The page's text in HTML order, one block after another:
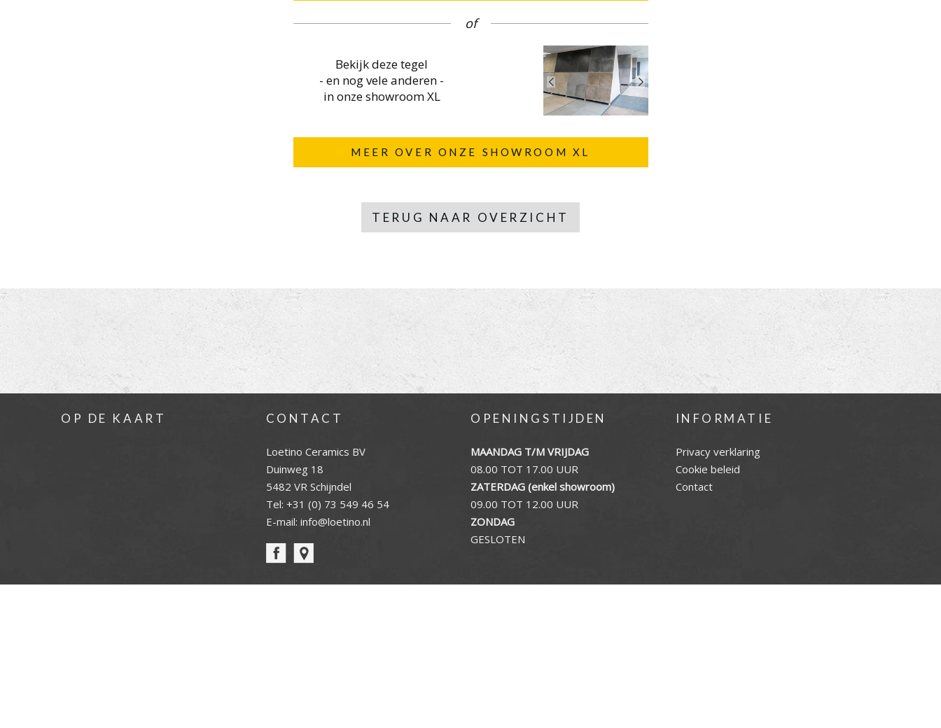
of
Bekijk deze tegel
- en nog vele anderen -
in onze showroom XL
MEER OVER ONZE SHOWROOM XL
TERUG NAAR OVERZICHT
OP DE KAART CONTACT
Loetino Ceramics BV
Duinweg 18
5482 VR Schijndel
Tel: +31 (0) 73 549 46 54
E-mail: info@loetino.nl
OPENINGSTIJDEN
MAANDAG T/M VRIJDAG
08.00 TOT 17.00 UUR
ZATERDAG (enkel showroom)
09.00 TOT 12.00 UUR
ZONDAG
GESLOTEN
INFORMATIE
Privacy verklaring
Cookie beleid
Contact